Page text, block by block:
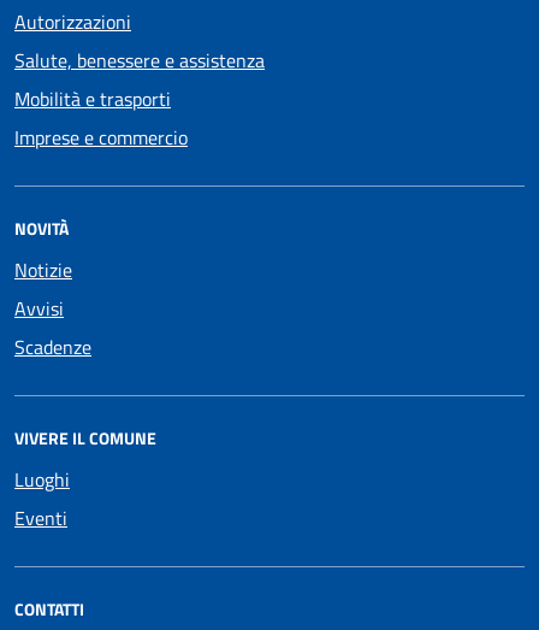
Autorizzazioni
Salute, benessere e assistenza
Mobilità e trasporti
Imprese e commercio
NOVITÀ
Notizie
Avvisi
Scadenze
VIVERE IL COMUNE
Luoghi
Eventi
CONTATTI